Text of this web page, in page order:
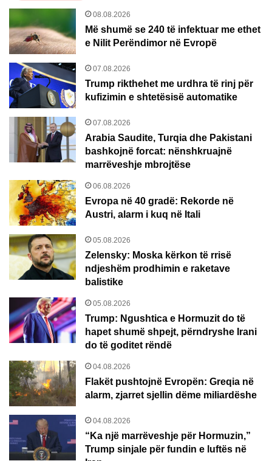
08.08.2026
Më shumë se 240 të infektuar me ethet
e Nilit Perëndimor në Evropë
07.08.2026
Trump rikthehet me urdhra të rinj për
kufizimin e shtetësisë automatike
07.08.2026
Arabia Saudite, Turqia dhe Pakistani
bashkojnë forcat: nënshkruajnë
marrëveshje mbrojtëse
06.08.2026
Evropa në 40 gradë: Rekorde në
Austri, alarm i kuq në Itali
05.08.2026
Zelensky: Moska kërkon të rrisë
ndjeshëm prodhimin e raketave
balistike
05.08.2026
Trump: Ngushtica e Hormuzit do të
hapet shumë shpejt, përndryshe Irani
do të goditet rëndë
04.08.2026
Flakët pushtojnë Evropën: Greqia në
alarm, zjarret sjellin dëme miliardëshe
04.08.2026
“Ka një marrëveshje për Hormuzin,”
Trump sinjale për fundin e luftës në